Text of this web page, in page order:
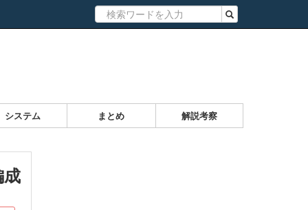
システム まとめ
解説考察